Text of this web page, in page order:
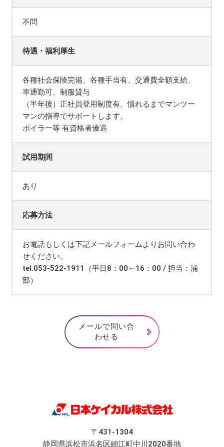
不問
待遇・福利厚生
各種社会保険完備、各種手当有、交通費全額支給、
車通勤可、制服貸与
（半年後）正社員登用制度有、慣れるまでマンツー
マンの指導でサポートします。
ボイラー等 有資格者優遇
試用期間
あり
応募方法
お電話もしくは下記メールフォームよりお問い合わ
せください。
tel.053-522-1911（平日8：00～16：00 / 担当：浦
部）
メールで問い合
わせる
〒431-1304
静岡県浜松市浜名区細江町中川2020番地